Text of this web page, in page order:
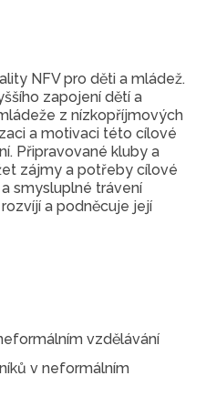
NFV pro děti a mládež.
zapojení dětí a
z nízkopříjmových
a motivaci této cílové
Připravované kluby a
zájmy a potřeby cílové
smysluplné trávení
a podněcuje její
vzdělávání
v neformálním